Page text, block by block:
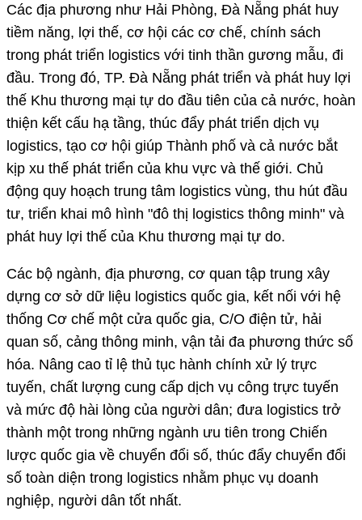
Các địa phương như Hải Phòng, Đà Nẵng phát huy
tiềm năng, lợi thế, cơ hội các cơ chế, chính sách
trong phát triển logistics với tinh thần gương mẫu, đi
đầu. Trong đó, TP. Đà Nẵng phát triển và phát huy lợi
thế Khu thương mại tự do đầu tiên của cả nước, hoàn
thiện kết cấu hạ tầng, thúc đẩy phát triển dịch vụ
logistics, tạo cơ hội giúp Thành phố và cả nước bắt
kịp xu thế phát triển của khu vực và thế giới. Chủ
động quy hoạch trung tâm logistics vùng, thu hút đầu
tư, triển khai mô hình "đô thị logistics thông minh" và
phát huy lợi thế của Khu thương mại tự do.
Các bộ ngành, địa phương, cơ quan tập trung xây
dựng cơ sở dữ liệu logistics quốc gia, kết nối với hệ
thống Cơ chế một cửa quốc gia, C/O điện tử, hải
quan số, cảng thông minh, vận tải đa phương thức số
hóa. Nâng cao tỉ lệ thủ tục hành chính xử lý trực
tuyến, chất lượng cung cấp dịch vụ công trực tuyến
và mức độ hài lòng của người dân; đưa logistics trở
thành một trong những ngành ưu tiên trong Chiến
lược quốc gia về chuyển đổi số, thúc đẩy chuyển đổi
số toàn diện trong logistics nhằm phục vụ doanh
nghiệp, người dân tốt nhất.